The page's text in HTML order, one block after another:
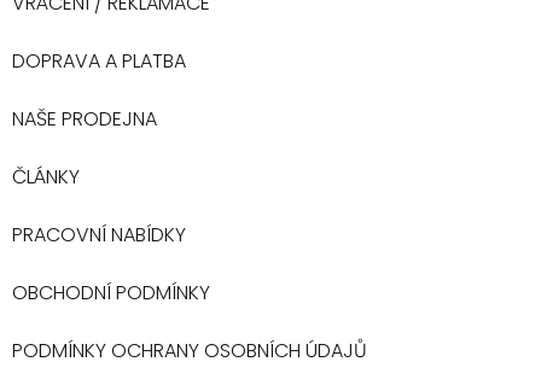
DOPRAVA A PLATBA
NAŠE PRODEJNA
ČLÁNKY
PRACOVNÍ NABÍDKY
OBCHODNÍ PODMÍNKY
PODMÍNKY OCHRANY OSOBNÍCH ÚDAJŮ